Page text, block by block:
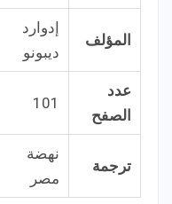
المؤلف
إدوارد
ديبونو
عدد
الصفح
101
ترجمة
نهضة
مصر